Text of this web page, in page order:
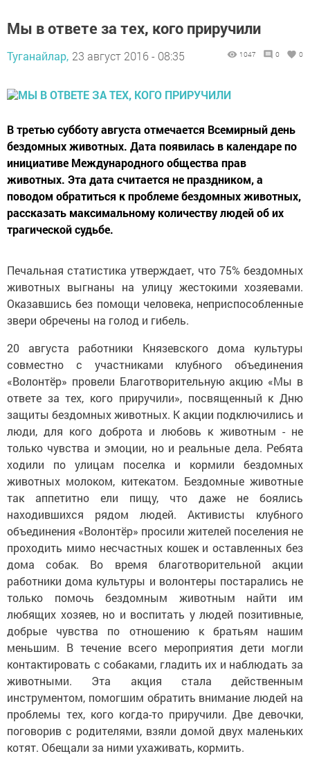
Мы в ответе за тех, кого приручили
Туганайлар, 23 август 2016 - 08:35 1047 0 0
В третью субботу августа отмечается Всемирный день
бездомных животных. Дата появилась в календаре по
инициативе Международного общества прав
животных. Эта дата считается не праздником, а
поводом обратиться к проблеме бездомных животных,
рассказать максимальному количеству людей об их
трагической судьбе.
Печальная статистика утверждает, что 75% бездомных
животных выгнаны на улицу жестокими хозяевами.
Оказавшись без помощи человека, неприспособленные
звери обречены на голод и гибель.
20 августа работники Князевского дома культуры
совместно с участниками клубного объединения
«Волонтёр» провели Благотворительную акцию «Мы в
ответе за тех, кого приручили», посвященный к Дню
защиты бездомных животных. К акции подключились и
люди, для кого доброта и любовь к животным - не
только чувства и эмоции, но и реальные дела. Ребята
ходили по улицам поселка и кормили бездомных
животных молоком, китекатом. Бездомные животные
так аппетитно ели пищу, что даже не боялись
находившихся рядом людей. Активисты клубного
объединения «Волонтёр» просили жителей поселения не
проходить мимо несчастных кошек и оставленных без
дома собак. Во время благотворительной акции
работники дома культуры и волонтеры постарались не
только помочь бездомным животным найти им
любящих хозяев, но и воспитать у людей позитивные,
добрые чувства по отношению к братьям нашим
меньшим. В течение всего мероприятия дети могли
контактировать с собаками, гладить их и наблюдать за
животными. Эта акция стала действенным
инструментом, помогшим обратить внимание людей на
проблемы тех, кого когда-то приручили. Две девочки,
поговорив с родителями, взяли домой двух маленьких
котят. Обещали за ними ухаживать, кормить.